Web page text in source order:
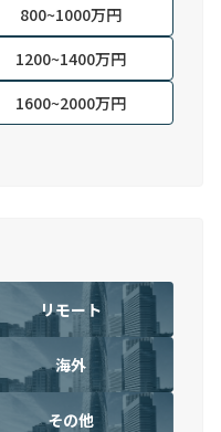
800~1000万円
1200~1400万円
1600~2000万円
リモート
海外
その他